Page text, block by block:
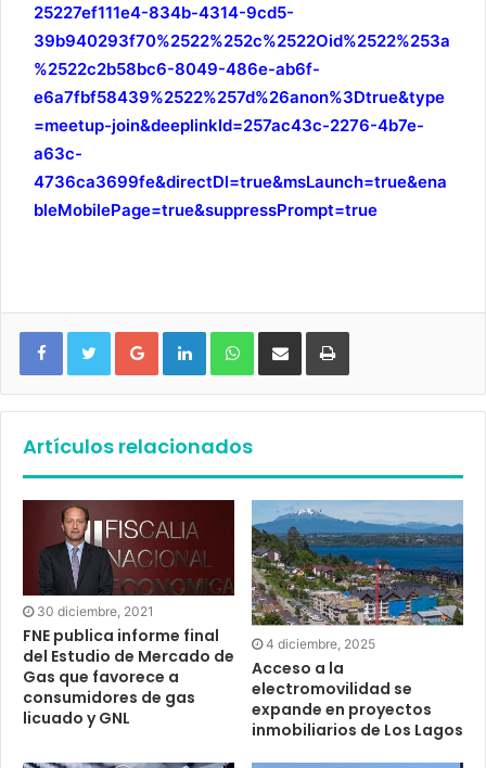
25227ef111e4-834b-4314-9cd5-
39b940293f70%2522%252c%2522Oid%2522%253a
%2522c2b58bc6-8049-486e-ab6f-
e6a7fbf58439%2522%257d%26anon%3Dtrue&type
=meetup-join&deeplinkId=257ac43c-2276-4b7e-
a63c-
4736ca3699fe&directDl=true&msLaunch=true&ena
bleMobilePage=true&suppressPrompt=true
Google+ LinkedIn WhatsApp
Artículos relacionados
30 diciembre, 2021
FNE publica informe final
del Estudio de Mercado de
Gas que favorece a
consumidores de gas
licuado y GNL
4 diciembre, 2025
Acceso a la
electromovilidad se
expande en proyectos
inmobiliarios de Los Lagos